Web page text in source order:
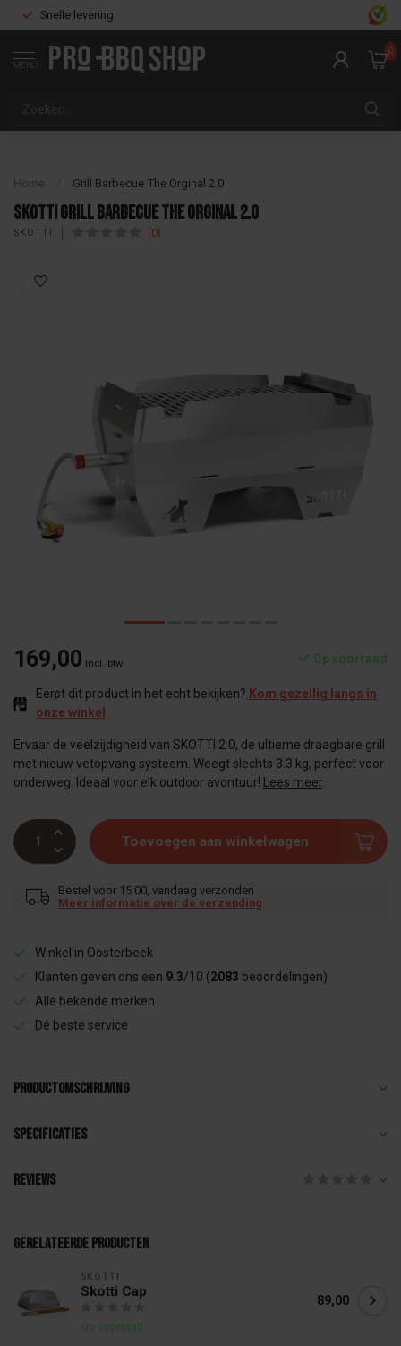
Snelle levering
MENU
0
Home Grill Barbecue The Orginal 2.0
Skotti Grill Barbecue The Orginal 2.0
SKOTTI (0)
169,00 Incl. btw Op voorraad
Eerst dit product in het echt bekijken? Kom gezellig langs in
onze winkel
Ervaar de veelzijdigheid van SKOTTI 2.0, de ultieme draagbare grill
met nieuw vetopvang systeem. Weegt slechts 3.3 kg, perfect voor
onderweg. Ideaal voor elk outdoor avontuur!
Lees meer
Toevoegen aan winkelwagen
Bestel voor 15:00, vandaag verzonden
Meer informatie over de verzending
Winkel in Oosterbeek
Klanten geven ons een 9.3/10 (2083 beoordelingen)
Alle bekende merken
Dé beste service
Productomschrijving
Specificaties
Reviews
Gerelateerde producten
SKOTTI
Skotti Cap
Op voorraad
89,00